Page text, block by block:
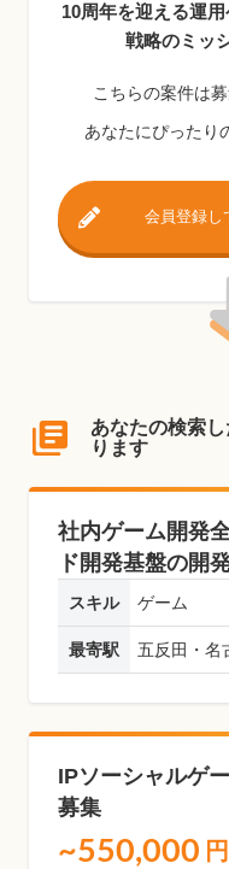
10周年を迎える運
戦略のミッ
こちらの案件は
あなたにぴったり
会員登録し
あなたの検索
ります
社内ゲーム開発
ド開発基盤の開
スキル ゲーム
最寄駅 五反田・名
IPソーシャルゲ
募集
~550,000